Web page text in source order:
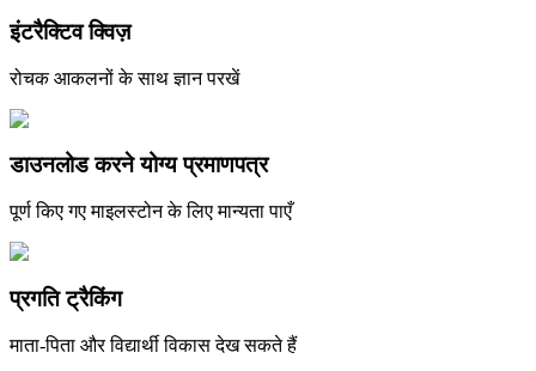
इंटरैक्टिव क्विज़
रोचक आकलनों के साथ ज्ञान परखें
डाउनलोड करने योग्य प्रमाणपत्र
पूर्ण किए गए माइलस्टोन के लिए मान्यता पाएँ
प्रगति ट्रैकिंग
माता-पिता और विद्यार्थी विकास देख सकते हैं